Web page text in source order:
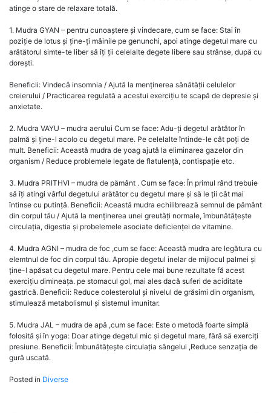
atinge o stare de relaxare totală.
1. Mudra GYAN – pentru cunoaștere și vindecare, cum se face: Stai în
poziție de lotus și ține-ți mâinile pe genunchi, apoi atinge degetul mare cu
arătătorul simte-te liber să îți ții celelalte degete libere sau strânse, după cu
dorești.
Beneficii: Vindecă insomnia / Ajută la menținerea sănătății celulelor
creierului / Practicarea regulată a acestui exercițiu te scapă de depresie și
anxietate.
2. Mudra VAYU – mudra aerului Cum se face: Adu-ți degetul arătător în
palmă și ține-l acolo cu degetul mare. Pe celelalte întinde-le cât poți de
mult. Beneficii: Această mudra de yoag ajută la eliminarea gazelor din
organism / Reduce problemele legate de flatulență, contispație etc.
3. Mudra PRITHVI – mudra de pământ . Cum se face: În primul rând trebuie
să îți atingi vârful degetului arătător cu degetul mare și să le ții cât mai
întinse cu putință. Beneficii: Această mudra echilibrează semnul de pământ
din corpul tău / Ajută la menținerea unei greutăți normale, îmbunătățește
circulația, digestia și probelemele asociate deficienței de vitamine.
4. Mudra AGNI – mudra de foc ,cum se face: Această mudra are legătura cu
elemtnul de foc din corpul tău. Apropie degetul inelar de mijlocul palmei și
ține-l apăsat cu degetul mare. Pentru cele mai bune rezultate fă acest
exercițiu dimineața. pe stomacul gol, mai ales dacă suferi de aciditate
gastrică. Beneficii: Reduce colesterolul și nivelul de grăsimi din organism,
stimulează metabolismul și sistemul imunitar.
5. Mudra JAL – mudra de apă ,cum se face: Este o metodă foarte simplă
folosită și în yoga: Doar atinge degetul mic și degetul mare, fără să exerciți
presiune. Beneficii: Îmbunătățește circulația sângelui ,Reduce senzația de
gură uscată.
Posted in Diverse